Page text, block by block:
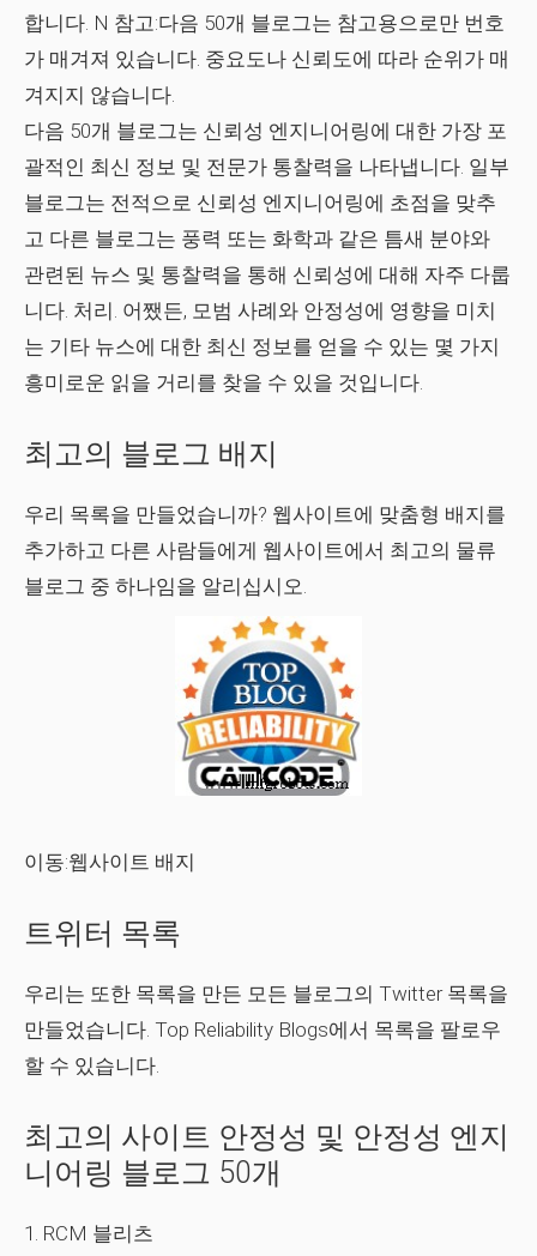
합니다. N 참고:다음 50개 블로그는 참고용으로만 번호
가 매겨져 있습니다. 중요도나 신뢰도에 따라 순위가 매
겨지지 않습니다.
다음 50개 블로그는 신뢰성 엔지니어링에 대한 가장 포
괄적인 최신 정보 및 전문가 통찰력을 나타냅니다. 일부
블로그는 전적으로 신뢰성 엔지니어링에 초점을 맞추
고 다른 블로그는 풍력 또는 화학과 같은 틈새 분야와
관련된 뉴스 및 통찰력을 통해 신뢰성에 대해 자주 다룹
니다. 처리. 어쨌든, 모범 사례와 안정성에 영향을 미치
는 기타 뉴스에 대한 최신 정보를 얻을 수 있는 몇 가지
흥미로운 읽을 거리를 찾을 수 있을 것입니다.
최고의 블로그 배지
우리 목록을 만들었습니까? 웹사이트에 맞춤형 배지를
추가하고 다른 사람들에게 웹사이트에서 최고의 물류
블로그 중 하나임을 알리십시오.
이동:웹사이트 배지
트위터 목록
우리는 또한 목록을 만든 모든 블로그의 Twitter 목록을
만들었습니다. Top Reliability Blogs에서 목록을 팔로우
할 수 있습니다.
최고의 사이트 안정성 및 안정성 엔지
니어링 블로그 50개
1. RCM 블리츠